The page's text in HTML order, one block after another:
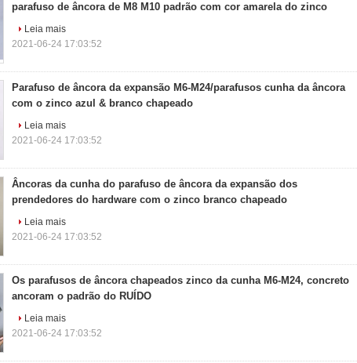
parafuso de âncora de M8 M10 padrão com cor amarela do zinco
Leia mais
2021-06-24 17:03:52
Parafuso de âncora da expansão M6-M24/parafusos cunha da âncora
com o zinco azul & branco chapeado
Leia mais
2021-06-24 17:03:52
Âncoras da cunha do parafuso de âncora da expansão dos
prendedores do hardware com o zinco branco chapeado
Leia mais
2021-06-24 17:03:52
Os parafusos de âncora chapeados zinco da cunha M6-M24, concreto
ancoram o padrão do RUÍDO
Leia mais
2021-06-24 17:03:52